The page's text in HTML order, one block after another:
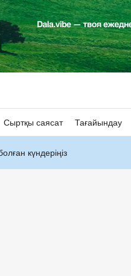
Сыртқы саясат Тағайындау
күндеріңіз